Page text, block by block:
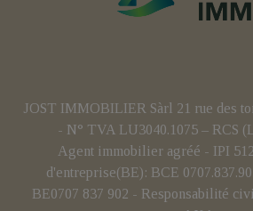
JOST IMMOBILIER Sàrl 21 rue des
- N° TVA LU3040.1075 – RCS
Agent immobilier agréé - IPI
d'entreprise(BE): BCE
BE0707 837 902 - Responsabilité